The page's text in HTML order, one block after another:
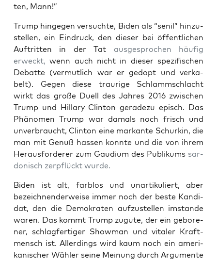
ten, Mann!”
Trump hin­ge­gen ver­such­te, Biden als “senil” hin­zu­
stel­len, ein Ein­druck, den die­ser bei öffent­li­chen
Auf­trit­ten in der Tat aus­ge­spro­chen häu­fig
erweckt, wenn auch nicht in die­ser spe­zi­fi­schen
Debat­te (ver­mut­lich war er gedopt und ver­ka­
belt). Gegen die­se trau­ri­ge Schlamm­schlacht
wirkt das gro­ße Duell des Jah­res 2016 zwi­schen
Trump und Hil­la­ry Clin­ton gera­de­zu episch. Das
Phä­no­men Trump war damals noch frisch und
unver­braucht, Clin­ton eine mar­kan­te Schur­kin, die
man mit Genuß has­sen konn­te und die von ihrem
Her­aus­for­de­rer zum Gau­di­um des Publi­kums sar­
do­nisch zer­pflückt wurde.
Biden ist alt, farb­los und unar­ti­ku­liert, aber
bezeich­nen­der­wei­se immer noch der bes­te Kan­di­
dat, den die Demo­kra­ten auf­zu­stel­len imstan­de
waren. Das kommt Trump zugu­te, der ein gebo­re­
ner, schlag­fer­ti­ger Show­man und vita­ler Kraft­
mensch ist. Aller­dings wird kaum noch ein ame­ri­
ka­ni­scher Wäh­ler sei­ne Mei­nung durch Argu­men­te